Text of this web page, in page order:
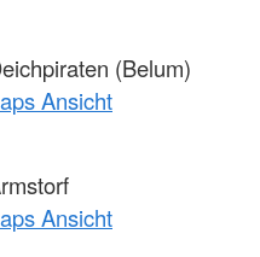
(Belum)
Ansicht
Ansicht